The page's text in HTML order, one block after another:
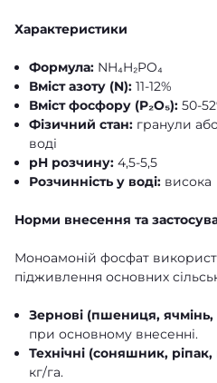
Характеристики
Формула: NH₄H₂PO₄
Вміст азоту (N): 11-12%
Вміст фосфору (P₂O₅): 50-
Фізичний стан: гранули
воді
pH розчину: 4,5-5,5
Розчинність у воді: висока
Норми внесення та
Моноамоній фосфат
підживлення основних
Зернові (пшениця, ячмінь,
при основному внесенні.
Технічні (соняшник,
кг/га.